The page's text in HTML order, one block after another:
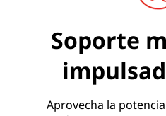
Soporte
Aprovecha la